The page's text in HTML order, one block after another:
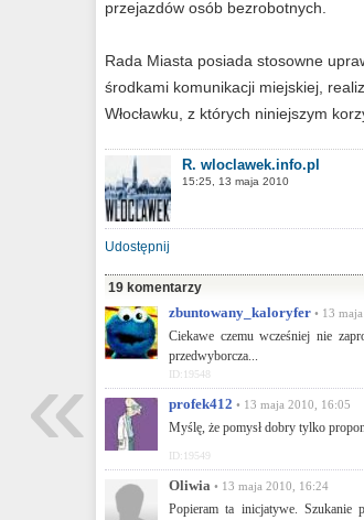
przejazdów osób bezrobotnych.
Rada Miasta posiada stosowne
środkami komunikacji miejskiej,
Włocławku, z których niniejszym
R. wloclawek.info.pl
15:25, 13 maja 2010
Udostępnij
19 komentarzy
zbuntowany_kaloryfer • 13
Ciekawe czemu wcześniej nie
przedwyborcza...
ID:19548
profek412 • 13 maja 2010, 16:05
Myślę, że pomysł dobry tylko
ID:19549
Oliwia • 13 maja 2010, 16:24
Popieram ta inicjatywe. Szukanie
«